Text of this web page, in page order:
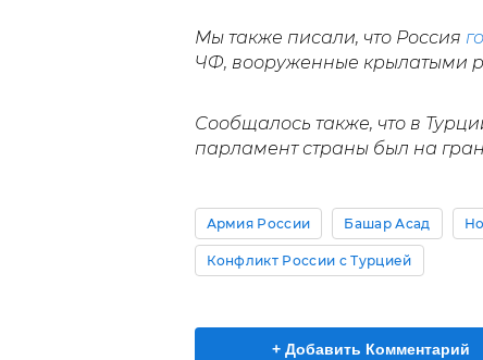
Мы также писали, что Россия
ЧФ, вооруженные крылатыми
Сообщалось также, что в
парламент страны был на
Армия России Башар Асад
Конфликт России с Турцией
+ Добавить Комментарий